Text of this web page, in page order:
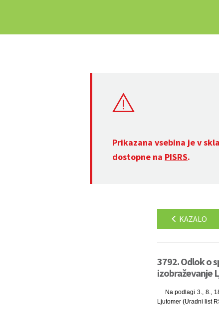
Prikazana vsebina je v
dostopne na PISRS.
KAZALO
3792. Odlok o
izobraževanje
Na podlagi 3., 8.,
Ljutomer (Uradni list